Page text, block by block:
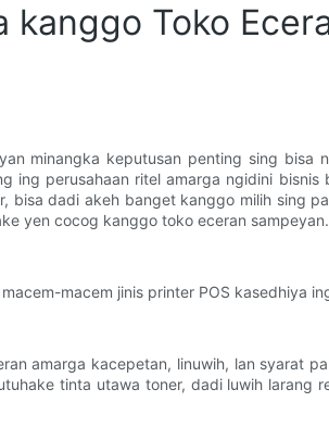
kanggo Toko
minangka keputusan penting sing bisa
ing perusahaan ritel amarga ngidini
bisa dadi akeh banget kanggo milih sing
yen cocog kanggo toko eceran sampeyan.
macem jinis printer POS kasedhiya
amarga kacepetan, linuwih, lan syarat
tinta utawa toner, dadi luwih